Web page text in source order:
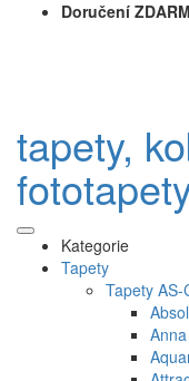
Doručení
tapety,
Kategorie
Tapety
Tapety AS-